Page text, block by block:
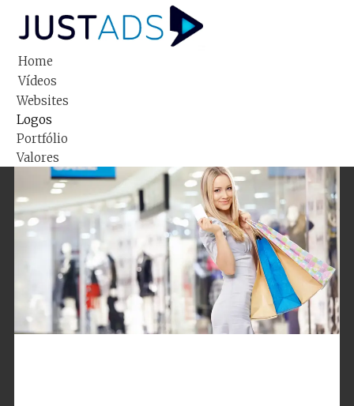
Home
Vídeos
Websites
Logos
Portfólio
Valores